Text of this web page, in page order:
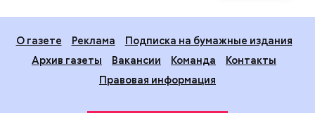
О газете Реклама
Подписка на бумажные издания
Архив газеты
Вакансии Команда
Контакты
Правовая информация